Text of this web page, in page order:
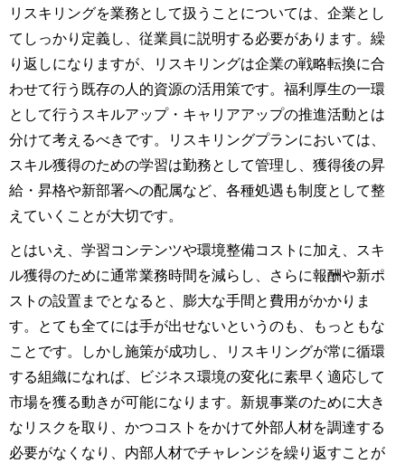
リスキリングを業務として扱うことについては、企業とし
てしっかり定義し、従業員に説明する必要があります。繰
り返しになりますが、リスキリングは企業の戦略転換に合
わせて行う既存の人的資源の活用策です。福利厚生の一環
として行うスキルアップ・キャリアアップの推進活動とは
分けて考えるべきです。リスキリングプランにおいては、
スキル獲得のための学習は勤務として管理し、獲得後の昇
給・昇格や新部署への配属など、各種処遇も制度として整
えていくことが大切です。
とはいえ、学習コンテンツや環境整備コストに加え、スキ
ル獲得のために通常業務時間を減らし、さらに報酬や新ポ
ストの設置までとなると、膨大な手間と費用がかかりま
す。とても全てには手が出せないというのも、もっともな
ことです。しかし施策が成功し、リスキリングが常に循環
する組織になれば、ビジネス環境の変化に素早く適応して
市場を獲る動きが可能になります。新規事業のために大き
なリスクを取り、かつコストをかけて外部人材を調達する
必要がなくなり、内部人材でチャレンジを繰り返すことが